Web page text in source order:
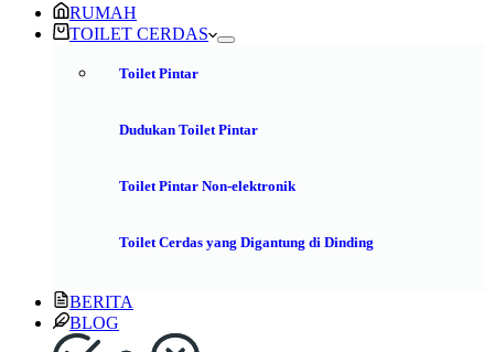
RUMAH
TOILET CERDAS
Toilet Pintar
Dudukan Toilet Pintar
Toilet Pintar Non-elektronik
Toilet Cerdas yang Digantung di Dinding
BERITA
BLOG